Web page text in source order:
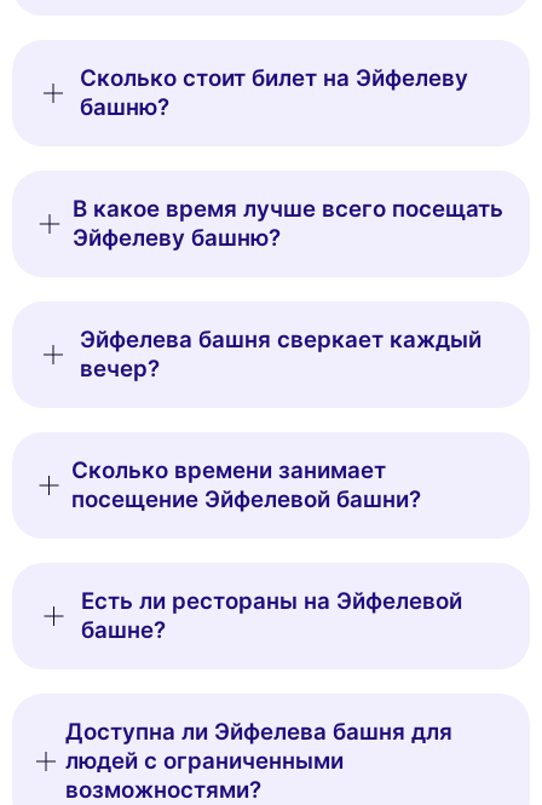
Сколько стоит билет на Эйфелеву
башню?
В какое время лучше всего посещать
Эйфелеву башню?
Эйфелева башня сверкает каждый
вечер?
Сколько времени занимает
посещение Эйфелевой башни?
Есть ли рестораны на Эйфелевой
башне?
Доступна ли Эйфелева башня для
людей с ограниченными
возможностями?